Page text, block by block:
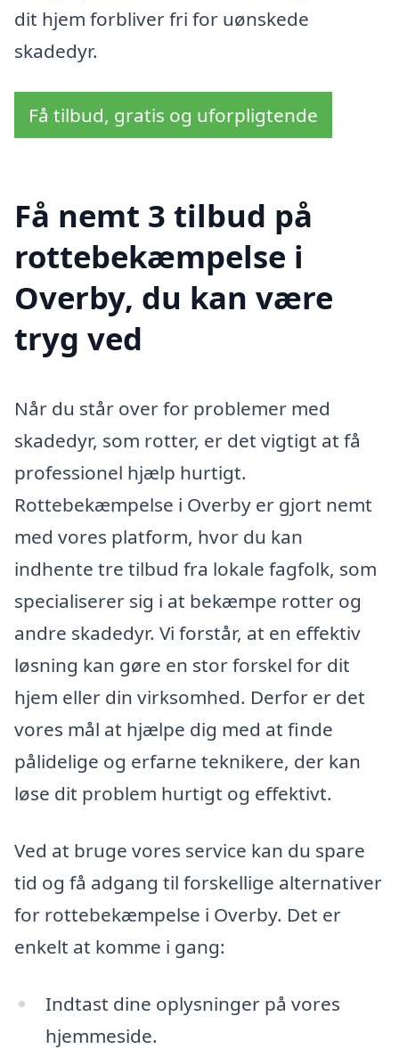
dit hjem forbliver fri for uønskede
skadedyr.
Få tilbud, gratis og uforpligtende
Få nemt 3 tilbud på
rottebekæmpelse i
Overby, du kan være
tryg ved
Når du står over for problemer med
skadedyr, som rotter, er det vigtigt at få
professionel hjælp hurtigt.
Rottebekæmpelse i Overby er gjort nemt
med vores platform, hvor du kan
indhente tre tilbud fra lokale fagfolk, som
specialiserer sig i at bekæmpe rotter og
andre skadedyr. Vi forstår, at en effektiv
løsning kan gøre en stor forskel for dit
hjem eller din virksomhed. Derfor er det
vores mål at hjælpe dig med at finde
pålidelige og erfarne teknikere, der kan
løse dit problem hurtigt og effektivt.
Ved at bruge vores service kan du spare
tid og få adgang til forskellige alternativer
for rottebekæmpelse i Overby. Det er
enkelt at komme i gang:
Indtast dine oplysninger på vores
hjemmeside.